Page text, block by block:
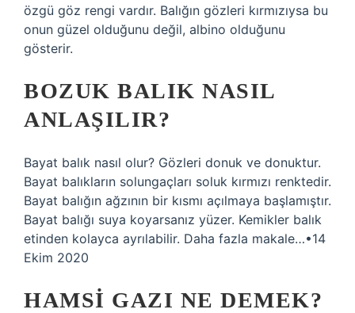
özgü göz rengi vardır. Balığın gözleri kırmızıysa bu
onun güzel olduğunu değil, albino olduğunu
gösterir.
BOZUK BALIK NASIL
ANLAŞILIR?
Bayat balık nasıl olur? Gözleri donuk ve donuktur.
Bayat balıkların solungaçları soluk kırmızı renktedir.
Bayat balığın ağzının bir kısmı açılmaya başlamıştır.
Bayat balığı suya koyarsanız yüzer. Kemikler balık
etinden kolayca ayrılabilir. Daha fazla makale…•14
Ekim 2020
HAMSI GAZI NE DEMEK?